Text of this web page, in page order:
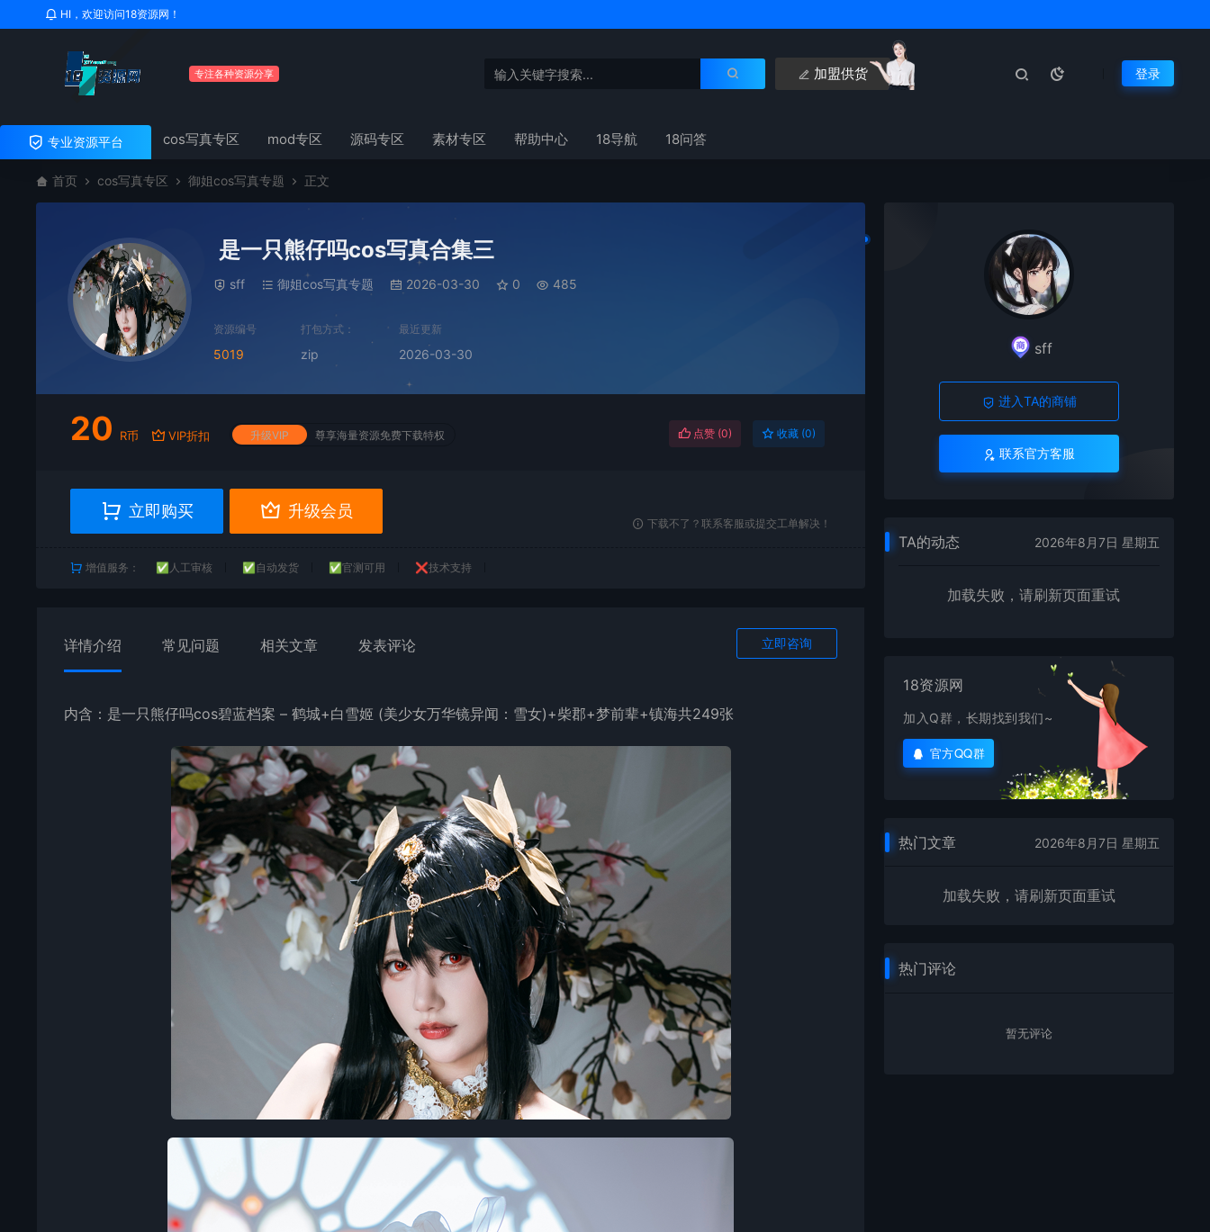
HI，欢迎访问18资源网！
专注各种资源分享 加盟供货 登录
专业资源平台 cos写真专区 mod专区 源码专区 素材专区 帮助中心 18导航 18问答
首页 cos写真专区 御姐cos写真专题 正文
是一只熊仔吗cos写真合集三
sff 御姐cos写真专题 2026-03-30 0 485
资源编号
5019
打包方式：
zip
最近更新
2026-03-30
20 R币 VIP折扣 升级VIP 尊享海量资源免费下载特权 点赞 (0) 收藏 (0)
立即购买 升级会员
下载不了？联系客服或提交工单解决！
增值服务： ✅人工审核 ✅自动发货 ✅官测可用 ❌技术支持
详情介绍 常见问题 相关文章 发表评论 立即咨询
内含： 是一只熊仔吗cos碧蓝档案 – 鹤城+白雪姬 (美少女万华镜异闻：雪女)+柴郡+梦前辈+镇海共249张
sff
进入TA的商铺
联系官方客服
TA的动态 2026年8月7日 星期五
加载失败，请刷新页面重试
18资源网
加入Q群，长期找到我们~
官方QQ群
热门文章 2026年8月7日 星期五
加载失败，请刷新页面重试
热门评论
暂无评论